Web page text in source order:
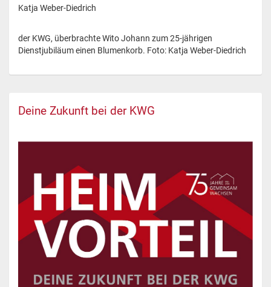
Katja Weber-Diedrich
der KWG, überbrachte Wito Johann zum 25-jährigen
Dienstjubiläum einen Blumenkorb. Foto: Katja Weber-Diedrich
Deine Zukunft bei der KWG